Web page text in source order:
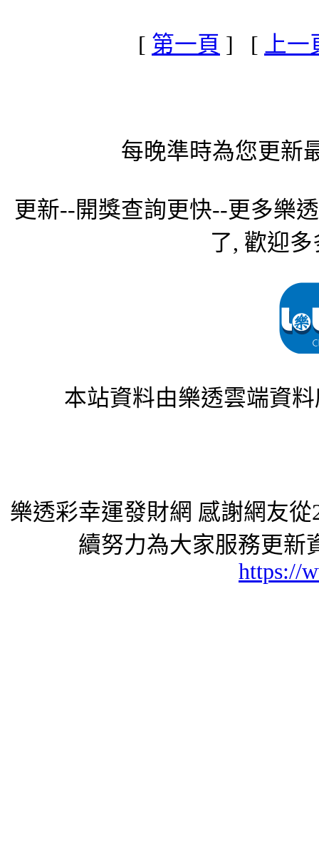
[ 第一頁 ] [ 上一
每晚準時為您更新
更新--開獎查詢更快--更多樂
了, 歡迎
本站資料由樂透雲端資
樂透彩幸運發財網 感謝網友
續努力為大家服務更新
https://